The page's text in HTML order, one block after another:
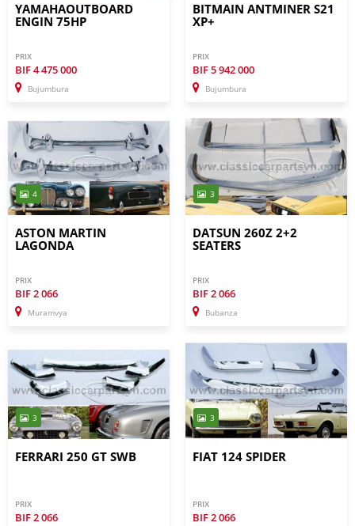
YAMAHAOUTBOARD
ENGIN 75HP
PRIX
BIF4 475 000
Bujumbura
BITMAIN ANTMINER S21
XP+
PRIX
BIF5 942 000
Bujumbura
4
ASTON MARTIN
LAGONDA
PRIX
BIF2 066
Muramvya
3
DATSUN 260Z 2+2
SEATERS
PRIX
BIF2 066
Bubanza
3
FERRARI 250 GT SWB
PRIX
BIF2 066
3
FIAT 124 SPIDER
PRIX
BIF2 066